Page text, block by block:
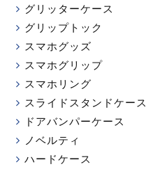
グリッターケース
グリップトック
スマホグッズ
スマホグリップ
スマホリング
スライドスタンドケース
ドアバンパーケース
ノベルティ
ハードケース